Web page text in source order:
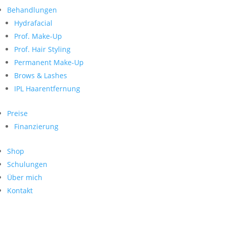
Behandlungen
Hydrafacial
Prof. Make-Up
Prof. Hair Styling
Permanent Make-Up
Brows & Lashes
IPL Haarentfernung
Preise
Finanzierung
Shop
Schulungen
Über mich
Kontakt
nach:
Neueste Kommentare
Archiv
Kategorien
Keine Kategorien
Meta
Anmelden
Feed der Einträge
WordPress.org
Search
nach:
Archive
Kontakt
Impressum
Datenschutz